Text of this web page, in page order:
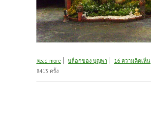
Read more about งานทอดผ้าป่ายกช่อฟ้าอุโบสถ ๑
บล็อกของ บุญพา 16 ความคิดเห็น
8413 ครั้ง